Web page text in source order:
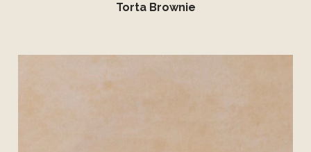
Torta Brownie